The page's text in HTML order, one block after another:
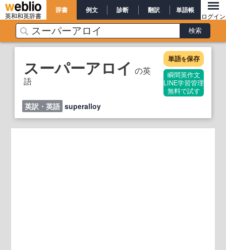
英和和英辞書
辞書 例文 診断 翻訳 単語帳
ログイン
スーパーアロイ の英
語
単語を保存
瞬間英作文
LINE学習管理
無料で試す
英訳・英語 superalloy